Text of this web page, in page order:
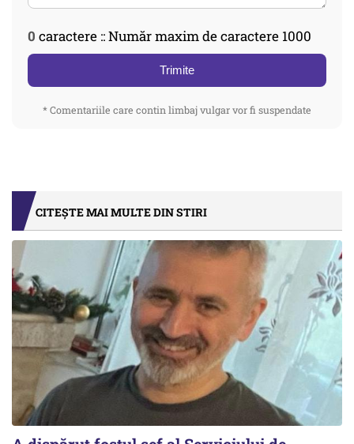
0 caractere :: Număr maxim de caractere 1000
Trimite
* Comentariile care contin limbaj vulgar vor fi suspendate
CITEȘTE MAI MULTE DIN STIRI